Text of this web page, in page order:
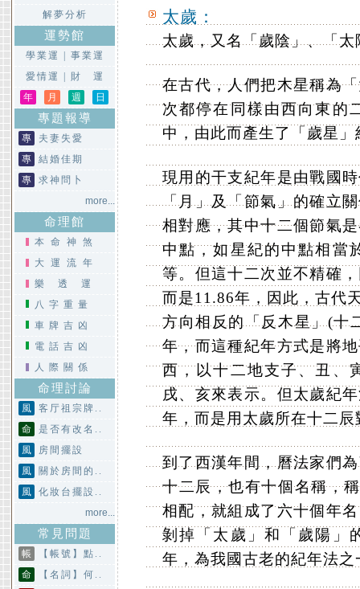
解夢分析
運勢館
學業運
事業運
愛情運
財 運
年
月 週 日
專題報導
專
夫妻失愛
專
結婚佳期
專
求神問卜
more...
命理館
本命神煞
大運流年
樂透運
八字重量
車牌吉凶
電話吉凶
人際關係
命理討論
風
客厅祖宗牌..
命
是否有改名..
風
房間擺設
風
關於房間的..
風
化妝台擺設..
more...
常見問題
帳
【帳號】點..
命
【名詞】何..
太歲：
太歲，又名「歲陰」、「
在古代，人們把木星稱為
次都停在同樣由西向東的
中，由此而產生了「歲星」
現用的干支紀年是由戰國
「月」及「節氣」的確立
相對應，其中十二個節氣
中點，如星紀的中點相當
等。但這十二次並不精確
而是11.86年，因此，古代
方向相反的「反木星」(十
年，而這種紀年方式是將
西，以十二地支子、丑、
戌、亥來表示。但太歲紀
年，而是用太歲所在十二
到了西漢年間，曆法家們
十二辰，也有十個名稱，
相配，就組成了六十個年
剝掉「太歲」和「歲陽」
年，為我國古老的紀年法之